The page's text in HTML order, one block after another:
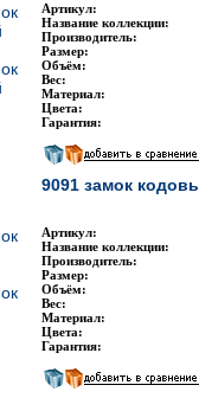
Артикул:
Название коллекции:
Производитель:
Размер:
Объём:
Вес:
Материал:
Цвета:
Гарантия:
9091 замок
Артикул:
Название коллекции:
Производитель:
Размер:
Объём:
Вес:
Материал:
Цвета:
Гарантия: